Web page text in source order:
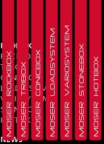
MOSER ROCKBOXMOSER TRIBOXMOSER CONICBOXMOSER LOADSYSTEMMOSER VARIOSYSTEMMOSER STONEBOXMOSER HOTBOX
PRODUKTE
ROCKBOX
TRIBOX
CONICBOX
LOADSYSTEM
VARIOSYSTEM
STONEBOX
HOTBOX
NEWS